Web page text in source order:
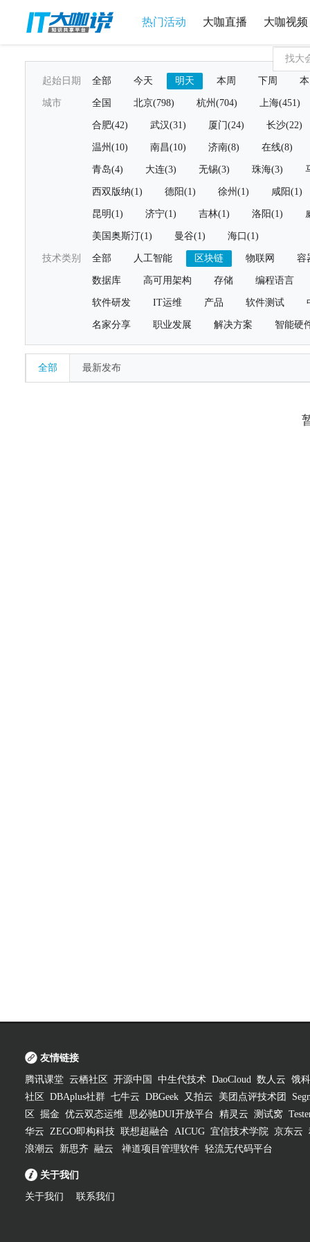
热门活动 大咖直播 大咖视频
起始日期 全部 今天 明天 本周 下周
城市 全国 北京(798) 杭州(704) 上海(451)
合肥(42) 武汉(31) 厦门(24) 长沙(22)
温州(10) 南昌(10) 济南(8) 在线(8)
青岛(4) 大连(3) 无锡(3) 珠海(3)
西双版纳(1) 德阳(1) 徐州(1) 咸阳(1)
昆明(1) 济宁(1) 吉林(1) 洛阳(1)
美国奥斯汀(1) 曼谷(1) 海口(1)
技术类别 全部 人工智能 区块链 物联网 容
数据库 高可用架构 存储 编程语言
软件研发 IT运维 产品 软件测试
名家分享 职业发展 解决方案 智能硬
全部 最新发布
友情链接
腾讯课堂 云栖社区 开源中国 中生代技术 DaoCloud 数人云 饿
社区
DBAplus社群 七牛云 DBGeek 又拍云 美团点评技术团
区
掘金 优云双态运维 思必驰DUI开放平台 精灵云 测试窝
华云 ZEGO即构科技 联想超融合 AICUG 宜信技术学院 京东云
浪潮云
新思齐 融云 禅道项目管理软件 轻流无代码平台
关于我们
关于我们 联系我们